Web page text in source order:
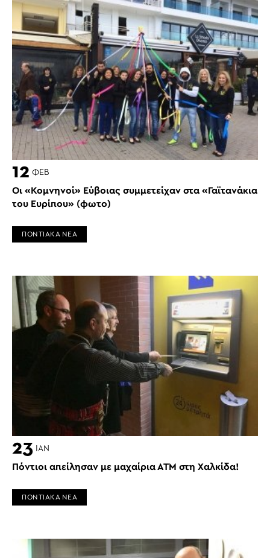
12 ΦΕΒ
Οι «Κομνηνοί» Εύβοιας συμμετείχαν στα «Γαϊτανάκια
του Ευρίπου» (φωτο)
ΠΟΝΤΙΑΚΑ ΝΕΑ
23 ΙΑΝ
Πόντιοι απείλησαν με μαχαίρια ΑΤΜ στη Χαλκίδα!
ΠΟΝΤΙΑΚΑ ΝΕΑ